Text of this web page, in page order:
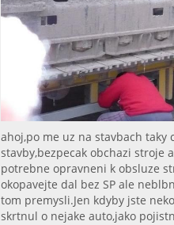
ahoj,po me uz na stavbach taky
stavby,bezpecak obchazi stroje
potrebne opravneni k obsluze
okopavejte dal bez SP ale
tom premysli.Jen kdyby jste
skrtnul o nejake auto,jako